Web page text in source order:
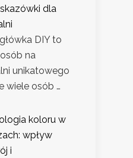
dla
DIY to
na
unikatowego
wiele osób …
koloru w
wpływ
i